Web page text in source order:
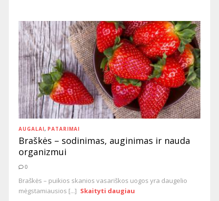
AUGALAI, PATARIMAI
Braškės – sodinimas, auginimas ir nauda
organizmui
0
Braškės – puikios skanios vasariškos uogos yra daugelio
mėgstamiausios [...] Skaityti daugiau